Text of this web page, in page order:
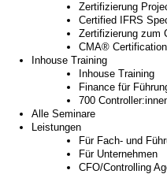
Zertifizierung
Certified IFRS
Zertifizierung zum
CMA® Certification
Inhouse Training
Inhouse Training
Finance für
700
Alle Seminare
Leistungen
Für Fach- und
Für Unternehmen
CFO/Controlling